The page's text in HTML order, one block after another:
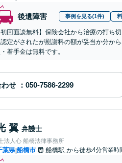
後遺障害 事例を見る(1件)
初回面談無料】保険会社から治療の打ち
定がされたが慰謝料の額が妥当か分か
着手金は無料です。
わせ
翼 弁護士
法人心 船橋法律事務所
葉県|船橋市 船橋駅 から徒歩4分営業時